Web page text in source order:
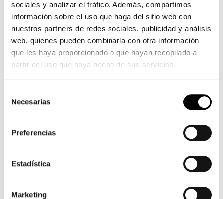
sociales y analizar el tráfico. Además, compartimos
información sobre el uso que haga del sitio web con
nuestros partners de redes sociales, publicidad y análisis
web, quienes pueden combinarla con otra información
que les haya proporcionado o que hayan recopilado a
partir del uso que haya hecho de sus servicios.
Necesarias
Preferencias
Estadística
Marketing